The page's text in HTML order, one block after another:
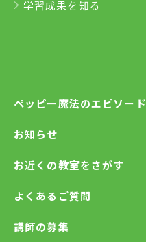
学習成果を知る
ペッピー魔法のエピソード
お知らせ
お近くの教室をさがす
よくあるご質問
講師の募集